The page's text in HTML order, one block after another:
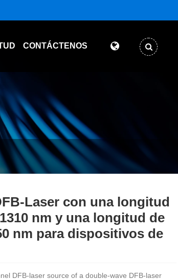
CONTÁCTENOS
Laser con una longitud
nm y una longitud de
nm para dispositivos de
DFB-laser source of a double-wave DFB-laser